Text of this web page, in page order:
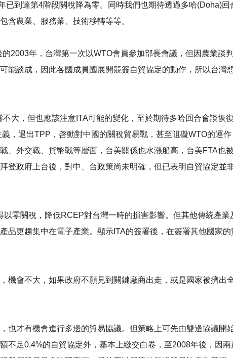
已到達第4階段關稅降為零。同時我們也期待透過多哈(Doha)
含農業、服務業、技術移轉等等。
2003年，台灣第一次以WTO會員參加部長會議，但因農業談
能談成，因此各國成員國展開競簽自貿協定的動作，所以台灣
大，但也應該注意ITA可能的變化，至於期待多哈回合會談恢
，退出TPP，啓動對中國的關稅貿易戰，甚至阻礙WTO的運
、外交戰、貨幣戰等層面，台美關係也水漲船高，台美FTA也
登政府上台後，對中、台政策尚未明確，但已表明自貿協定並
以零關稅，降低RCEP對台灣一時的損害影響。但其他傳統產
品更趨集中在電子產業。顯示ITA的簽署後，在簽署其他國家
機會不大，如果政府不願見到關鍵廠商出走，或是國家被擠出
也才有機會進行多邊的貿易協議。但策略上可先由雙邊協議開
不足0.4%的自貿協定外，基本上繳交白卷，至2008年後，因